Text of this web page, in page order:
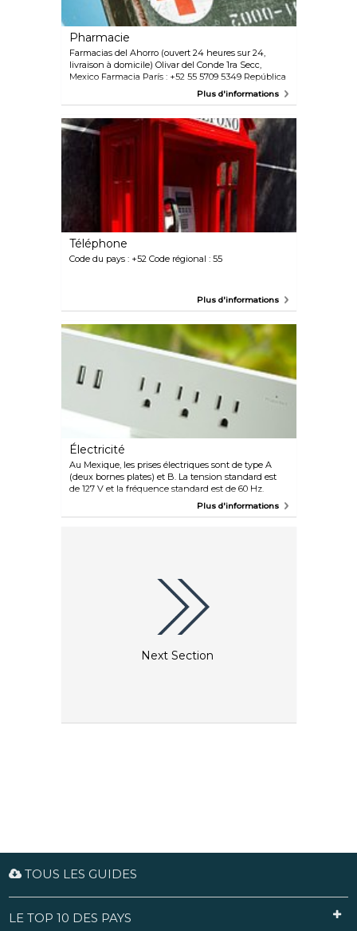
Pharmacie
Farmacias del Ahorro (ouvert 24 heures sur 24,
livraison à domicile) Olivar del Conde 1ra Secc,
Mexico Farmacia París : +52 55 5709 5349 República
del Salvador 97, Mexico Farmacia San Pablo : +52 55
magasins dans la ville, dont certains sont ouverts 24
heures sur 24.
Plus d'informations
Téléphone
Code du pays : +52 Code régional : 55
Plus d'informations
Électricité
Au Mexique, les prises électriques sont de type A
(deux bornes plates) et B. La tension standard est
de 127 V et la fréquence standard est de 60 Hz.
Plus d'informations
Next Section
TOUS LES GUIDES
LE TOP 10 DES PAYS